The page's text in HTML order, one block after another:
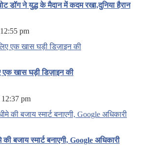
डॉग ने युद्ध के मैदान में कदम रखा,दुनिया हैरान
pm
खास घड़ी डिज़ाइन की
pm
बजाय स्मार्ट बनाएगी, Google अधिकारी